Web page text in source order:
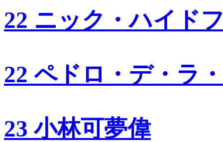
22 ニック・ハイド
22 ペドロ・デ・ラ
23 小林可夢偉